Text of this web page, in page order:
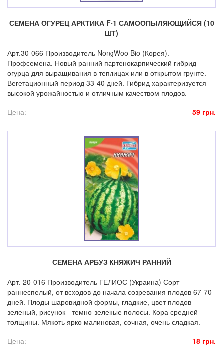
СЕМЕНА ОГУРЕЦ АРКТИКА F-1 САМООПЫЛЯЮЩИЙСЯ (10
ШТ)
Арт.30-066 Производитель NongWoo Bio (Корея).
Профсемена. Новый ранний партенокарпический гибрид
огурца для выращивания в теплицах или в открытом грунте.
Вегетационный период 33-40 дней. Гибрид характеризуется
высокой урожайностью и отличным качеством плодов.
Цена:
59 грн.
СЕМЕНА АРБУЗ КНЯЖИЧ РАННИЙ
Арт. 20-016 Производитель ГЕЛИОС (Украина) Сорт
раннеспелый, от всходов до начала созревания плодов 67-70
дней. Плоды шаровидной формы, гладкие, цвет плодов
зеленый, рисунок - темно-зеленые полосы. Кора средней
толщины. Мякоть ярко малиновая, сочная, очень сладкая.
Цена:
18 грн.